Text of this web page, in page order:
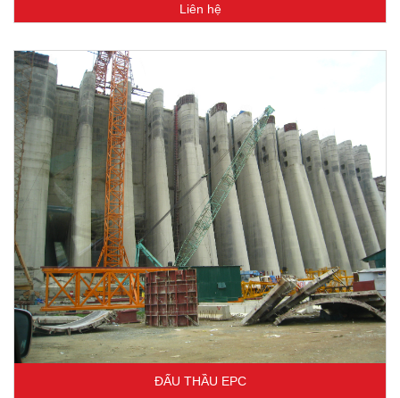
Liên hệ
ĐẤU THẦU EPC